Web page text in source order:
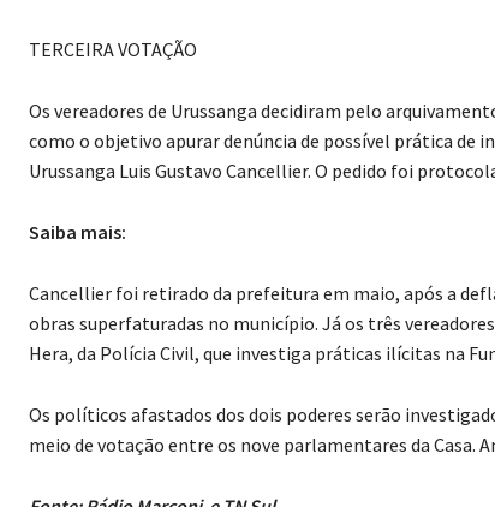
TERCEIRA VOTAÇÃO
Os vereadores de Urussanga decidiram pelo
como o objetivo apurar denúncia de possível prática
Urussanga Luis Gustavo Cancellier. O pedido foi
Saiba mais:
Cancellier foi retirado da prefeitura em maio, após a
obras superfaturadas no município. Já os três
Hera, da Polícia Civil, que investiga práticas ilícitas na
Os políticos afastados dos dois poderes serão
meio de votação entre os nove parlamentares da Casa.